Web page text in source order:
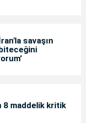
savaşın
8 maddelik kritik